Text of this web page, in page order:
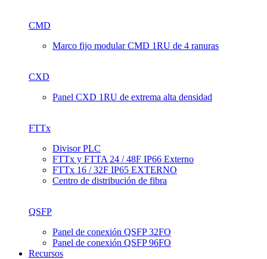
CMD
Marco fijo modular CMD 1RU de 4 ranuras
CXD
Panel CXD 1RU de extrema alta densidad
FTTx
Divisor PLC
FTTx y FTTA 24 / 48F IP66 Externo
FTTx 16 / 32F IP65 EXTERNO
Centro de distribución de fibra
QSFP
Panel de conexión QSFP 32FO
Panel de conexión QSFP 96FO
Recursos